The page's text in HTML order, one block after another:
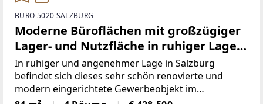
BÜRO 5020 SALZBURG
Moderne Büroflächen mit großzügiger
Lager- und Nutzfläche in ruhiger Lage
in Salzburg
In ruhiger und angenehmer Lage in Salzburg
befindet sich dieses sehr schön renovierte und
modern eingerichtete Gewerbeobjekt im